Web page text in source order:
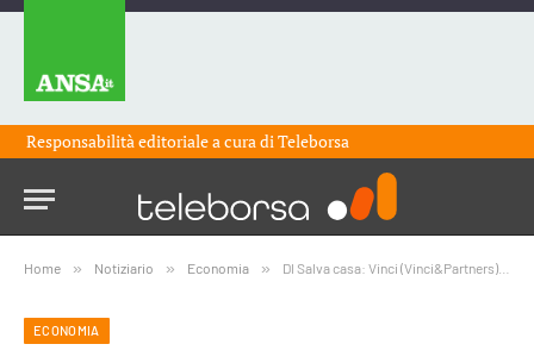
Responsabilità editoriale a cura diTeleborsa
Home » Notiziario » Economia » Dl Salva casa: Vinci (Vinci&Partners): ecco le novità in fase di conversione della legge
ECONOMIA